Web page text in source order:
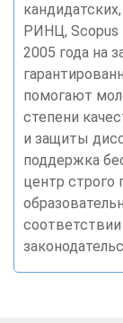
РИНЦ, Scopus
2005 года на
помогают
степени
и защиты
поддержка
центр строго